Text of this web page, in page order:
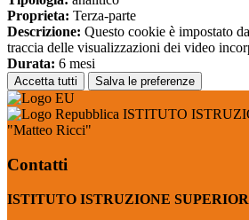
Proprieta: Terza-parte
Descrizione: Questo cookie è impostato
traccia delle visualizzazioni dei video
Durata: 6 mesi
Accetta tutti Salva le preferenze
ISTITUTO
"Matteo Ricci"
Contatti
ISTITUTO ISTRUZIONE